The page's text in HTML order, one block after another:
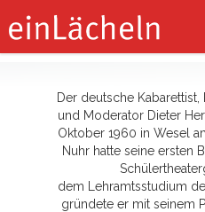
Der deutsche
und Moderator Dieter
Oktober 1960 in Wesel
Nuhr hatte seine ersten
dem Lehramtsstudium
gründete er mit seinem